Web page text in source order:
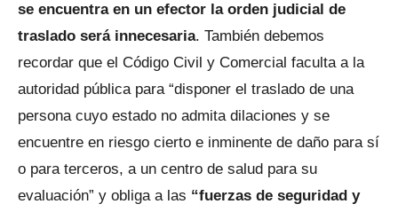
se encuentra en un efector la orden judicial de
traslado será innecesaria. También debemos
recordar que el Código Civil y Comercial faculta a la
autoridad pública para “disponer el traslado de una
persona cuyo estado no admita dilaciones y se
encuentre en riesgo cierto e inminente de daño para sí
o para terceros, a un centro de salud para su
evaluación” y obliga a las “fuerzas de seguridad y